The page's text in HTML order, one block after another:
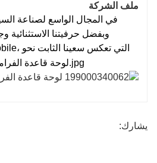
ملف الشركة
في المجال الواسع لصناعة
يشارك: